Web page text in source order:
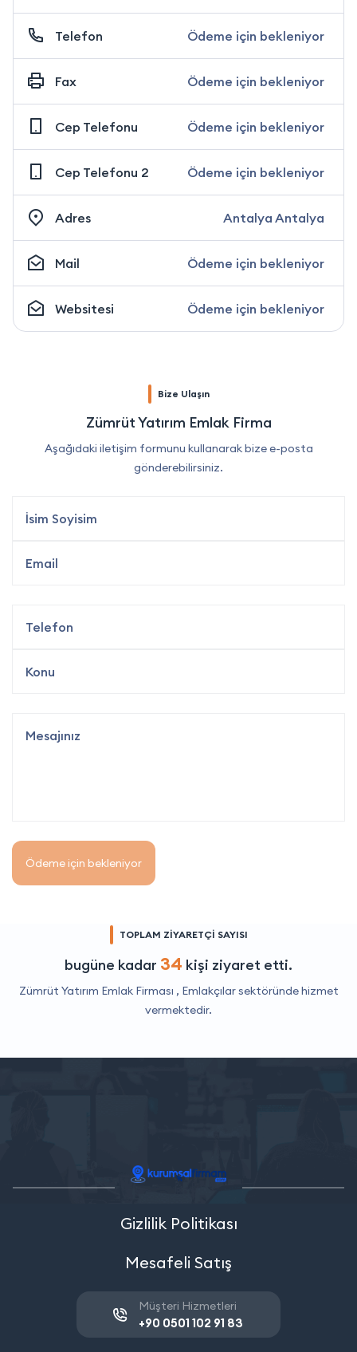
Telefon Ödeme için bekleniyor
Fax Ödeme için bekleniyor
Cep Telefonu Ödeme için bekleniyor
Cep Telefonu 2 Ödeme için bekleniyor
Adres Antalya Antalya
Mail Ödeme için bekleniyor
Websitesi Ödeme için bekleniyor
Bize Ulaşın
Zümrüt Yatırım Emlak Firma
Aşağıdaki iletişim formunu kullanarak bize e-posta
gönderebilirsiniz.
Ödeme için bekleniyor
TOPLAM ZİYARETÇİ SAYISI
bugüne kadar 34 kişi ziyaret etti.
Zümrüt Yatırım Emlak Firması , Emlakçılarsektöründe hizmet
vermektedir.
Gizlilik Politikası
Mesafeli Satış
Müşteri Hizmetleri
+90 0501 102 91 83